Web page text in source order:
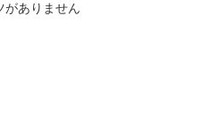
がありません